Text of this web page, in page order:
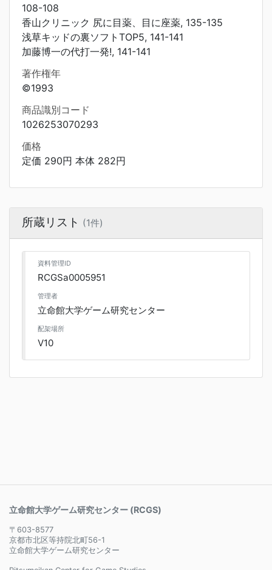
108-108
香山クリニック 尻に目薬、目に座薬, 135-135
浅草キッドの裏ソフトTOP5, 141-141
加藤博一の代打一発!, 141-141
著作権年
©1993
商品識別コード
1026253070293
価格
定価 290円 本体 282円
所蔵リスト (1件)
資料管理ID
RCGSa0005951
管理者
立命館大学ゲーム研究センター
配架場所
V10
立命館大学ゲーム研究センター (RCGS)
〒603-8577
京都市北区等持院北町56-1
立命館大学ゲーム研究センター